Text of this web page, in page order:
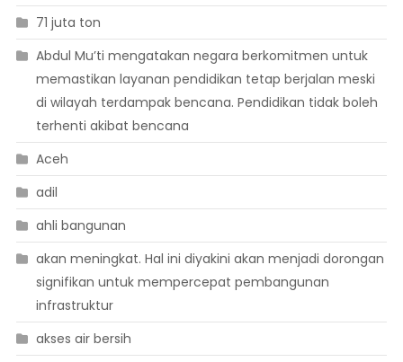
71 juta ton
Abdul Mu’ti mengatakan negara berkomitmen untuk
memastikan layanan pendidikan tetap berjalan meski
di wilayah terdampak bencana. Pendidikan tidak boleh
terhenti akibat bencana
Aceh
adil
ahli bangunan
akan meningkat. Hal ini diyakini akan menjadi dorongan
signifikan untuk mempercepat pembangunan
infrastruktur
akses air bersih